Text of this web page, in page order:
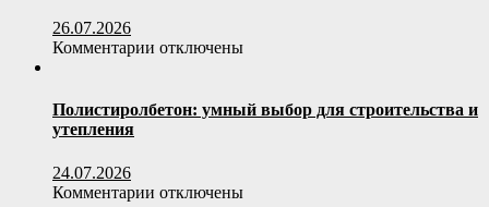
26.07.2026
Комментарии к
выбрать
офисное
отключены
Полистиролбетон: умный выбор для строительства и
утепления
24.07.2026
Комментарии котключены